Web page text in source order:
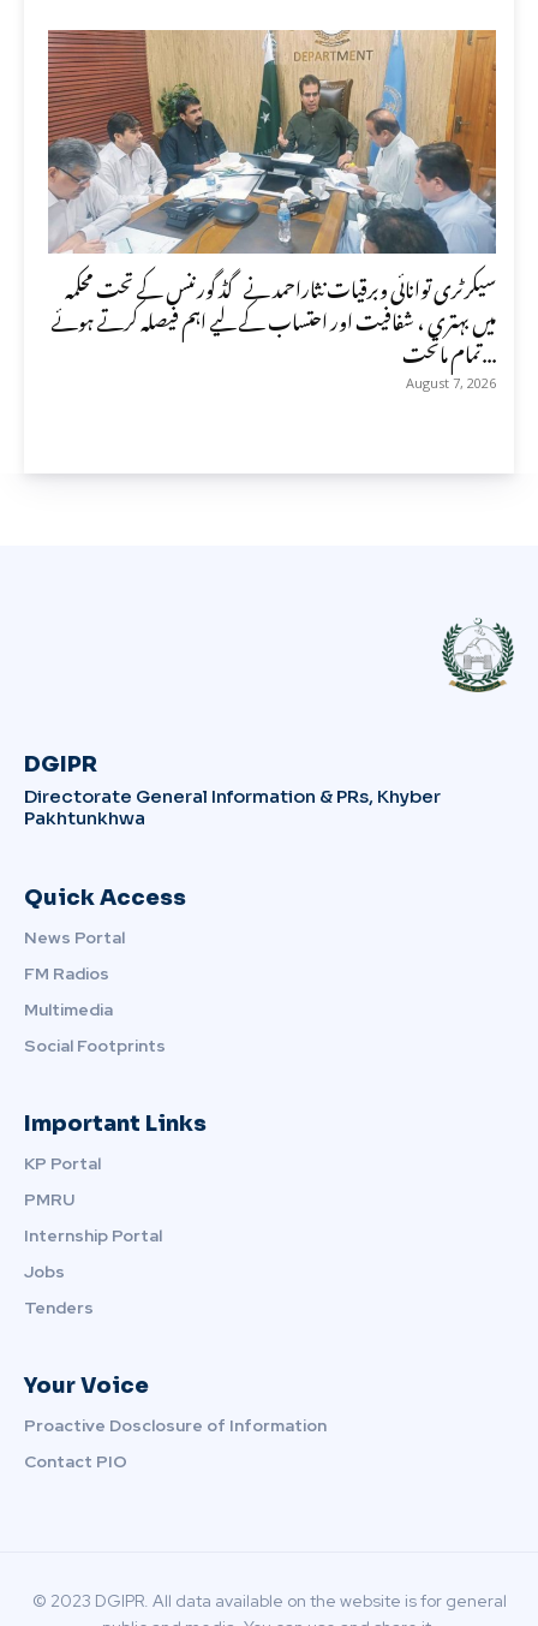
سیکرٹری توانائی وبرقیات نثاراحمد نے گڈ گورننس کے تحت محکمہ
میں بہتری ، شفافیت اور احتساب کے لیے اہم فیصلہ کرتے ہوئے
تمام ماتحت...
August 7, 2026
DGIPR
Directorate General Information & PRs, Khyber
Pakhtunkhwa
Quick Access
News Portal
FM Radios
Multimedia
Social Footprints
Important Links
KP Portal
PMRU
Internship Portal
Jobs
Tenders
Your Voice
Proactive Dosclosure of Information
Contact PIO
© 2023 DGIPR. All data available on the website is for general